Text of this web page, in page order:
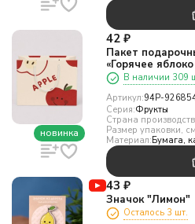
новинка
42 ₽
Пакет
«Горячее
(25,4*20*9,5)
В наличии 309
Артикул:94P-
Серия:Фрукты
Страна
Размер упаковки,
Материал:Бумага,
43 ₽
Значок "Лимон"
Осталось 3 шт.